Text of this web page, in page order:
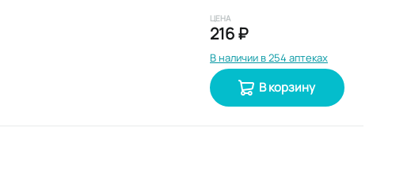
ЦЕНА
216 ₽
В наличии в 254 аптеках
В корзину